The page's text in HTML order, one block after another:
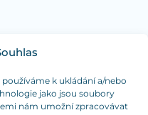
k ukládání a/nebo
jako jsou soubory
nám umožní zpracovávat
od: 7:30 - 15:30 hodin